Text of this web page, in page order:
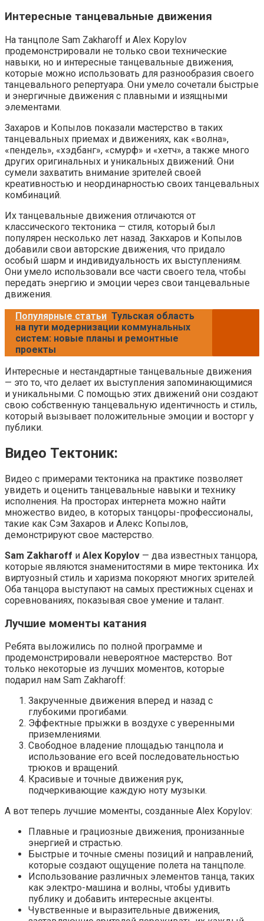
Интересные танцевальные движения
На танцполе Sam Zakharoff и Alex Kopylov
продемонстрировали не только свои технические
навыки, но и интересные танцевальные движения,
которые можно использовать для разнообразия своего
танцевального репертуара. Они умело сочетали быстрые
и энергичные движения с плавными и изящными
элементами.
Захаров и Копылов показали мастерство в таких
танцевальных приемах и движениях, как «волна»,
«пендель», «хэдбанг», «смурф» и «хетч», а также много
других оригинальных и уникальных движений. Они
сумели захватить внимание зрителей своей
креативностью и неординарностью своих танцевальных
комбинаций.
Их танцевальные движения отличаются от
классического тектоника — стиля, который был
популярен несколько лет назад. Закхаров и Копылов
добавили свои авторские движения, что придало
особый шарм и индивидуальность их выступлениям.
Они умело использовали все части своего тела, чтобы
передать энергию и эмоции через свои танцевальные
движения.
Популярные статьи Тульская область
на пути модернизации коммунальных
систем: новые планы и ремонтные
проекты
Интересные и нестандартные танцевальные движения
— это то, что делает их выступления запоминающимися
и уникальными. С помощью этих движений они создают
свою собственную танцевальную идентичность и стиль,
который вызывает положительные эмоции и восторг у
публики.
Видео Тектоник:
Видео с примерами тектоника на практике позволяет
увидеть и оценить танцевальные навыки и технику
исполнения. На просторах интернета можно найти
множество видео, в которых танцоры-профессионалы,
такие как Сэм Захаров и Алекс Копылов,
демонстрируют свое мастерство.
Sam Zakharoff и Alex Kopylov — два известных танцора,
которые являются знаменитостями в мире тектоника. Их
виртуозный стиль и харизма покоряют многих зрителей.
Оба танцора выступают на самых престижных сценах и
соревнованиях, показывая свое умение и талант.
Лучшие моменты катания
Ребята выложились по полной программе и
продемонстрировали невероятное мастерство. Вот
только некоторые из лучших моментов, которые
подарил нам Sam Zakharoff:
Закрученные движения вперед и назад с
глубокими прогибами.
Эффектные прыжки в воздухе с уверенными
приземлениями.
Свободное владение площадью танцпола и
использование его всей последовательностью
трюков и вращений.
Красивые и точные движения рук,
подчеркивающие каждую ноту музыки.
А вот теперь лучшие моменты, созданные Alex Kopylov:
Плавные и грациозные движения, пронизанные
энергией и страстью.
Быстрые и точные смены позиций и направлений,
которые создают ощущение полета на танцполе.
Использование различных элементов танца, таких
как электро-машина и волны, чтобы удивить
публику и добавить интересные акценты.
Чувственные и выразительные движения,